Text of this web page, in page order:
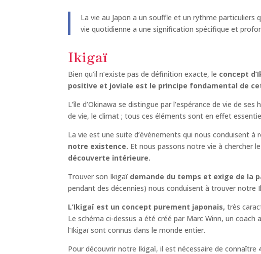
La vie au Japon a un souffle et un rythme particuliers
vie quotidienne a une signification spécifique et
Ikigaï
Bien qu’il n’existe pas de définition exacte, le concept
positive et joviale est le principe fondamental de
L’île d’Okinawa se distingue par l’espérance de vie de
de vie, le climat ; tous ces éléments sont en effet
La vie est une suite d’évènements qui nous conduisent à
notre existence. Et nous passons notre vie à chercher
découverte intérieure.
Trouver son Ikigaï demande du temps et exige de la
pendant des décennies) nous conduisent à trouver notre
L’Ikigaï est un concept purement japonais, très
Le schéma ci-dessus a été créé par Marc Winn, un coach
l’Ikigaï sont connus dans le monde entier.
Pour découvrir notre Ikigaï, il est nécessaire de connaître